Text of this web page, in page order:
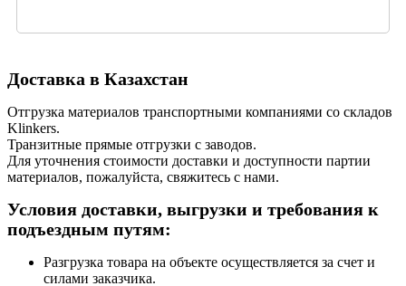
Доставка в Казахстан
Отгрузка материалов транспортными компаниями со складов
Klinkers.
Транзитные прямые отгрузки с заводов.
Для уточнения стоимости доставки и доступности партии
материалов, пожалуйста, свяжитесь с нами.
Условия доставки, выгрузки и требования к
подъездным путям:
Разгрузка товара на объекте осуществляется за счет и
силами заказчика.